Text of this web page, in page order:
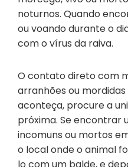
noturnos. Quando
ou voando durante o
com o vírus da raiva.
O contato direto com
arranhões ou mordidas
aconteça, procure a
próxima. Se encontrar
incomuns ou mortos
o local onde o animal
lo com um balde, e